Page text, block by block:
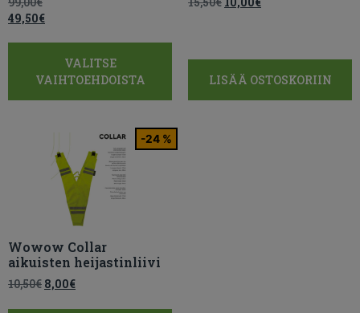
49,50€
VALITSE
VAIHTOEHDOISTA
LISÄÄ OSTOSKORIIN
-24 %
Wowow Collar
aikuisten heijastinliivi
10,50€ 8,00€